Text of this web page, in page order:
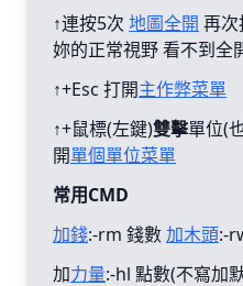
↑連按5次 地圖全開 再
妳的正常視野 看不到全
↑+Esc 打開主作弊菜單
↑+鼠標(左鍵)雙擊單位(
開單個單位菜單
常用CMD
加錢:-rm 錢數加木頭:-
加力量:-hl 點數(不寫加